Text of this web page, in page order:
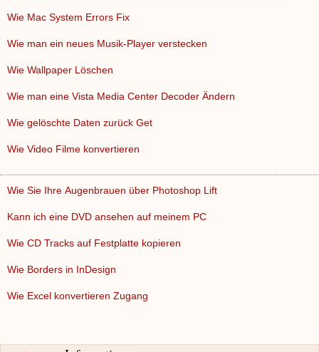
Wie Mac System Errors Fix
Wie man ein neues Musik-Player verstecken
Wie Wallpaper Löschen
Wie man eine Vista Media Center Decoder Ändern
Wie gelöschte Daten zurück Get
Wie Video Filme konvertieren
Wie Sie Ihre Augenbrauen über Photoshop Lift
Kann ich eine DVD ansehen auf meinem PC
Wie CD Tracks auf Festplatte kopieren
Wie Borders in InDesign
Wie Excel konvertieren Zugang